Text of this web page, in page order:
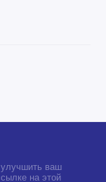
ваш
на этой